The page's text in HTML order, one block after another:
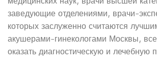
заведующие отделениями, врачи-
которых заслуженно считаются
акушерами-гинекологами Москвы,
оказать диагностическую и лечебную